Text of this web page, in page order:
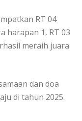
RT 04
harapan 1, RT 03
meraih juara
dan doa
di tahun 2025.